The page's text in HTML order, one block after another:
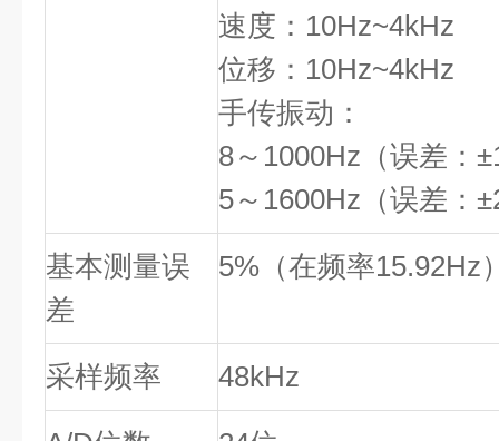
速度：10Hz~4kHz
位移：10Hz~4kHz
手传振动：
8～1000Hz（误差：
5～1600Hz（误差：
基本测量误
差
5%（在频率15.92Hz
采样频率
48kHz